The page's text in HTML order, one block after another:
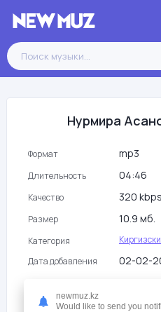
Нурмира
Формат mp3
Длительность 04:46
Качество 320 kbps
Размер 10.9 мб.
Категория
Дата добавления
02-02-
newmuz.kz
Would like to send you